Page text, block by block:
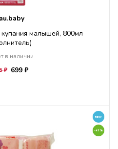
малышей, 800мл
в наличии
₽ 699 ₽
NEW
-47%